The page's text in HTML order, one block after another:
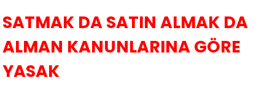
SATMAK DA SATIN ALMAK DA
ALMAN KANUNLARINA GÖRE
YASAK